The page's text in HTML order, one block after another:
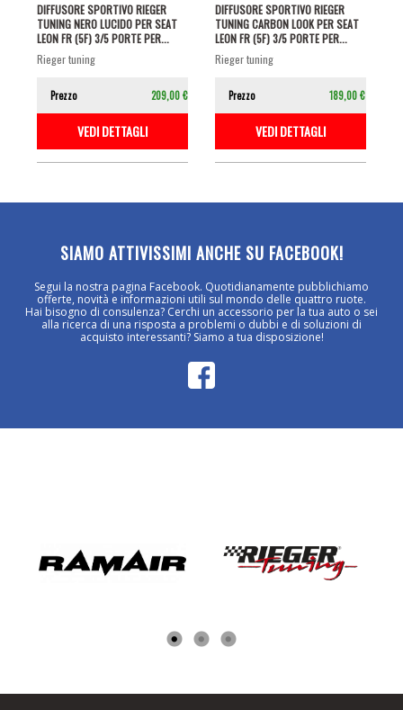
DIFFUSORE SPORTIVO RIEGER
TUNING NERO LUCIDO PER SEAT
LEON FR (5F) 3/5 PORTE PER...
rieger tuning
Prezzo 209,00 €
VEDI DETTAGLI
DIFFUSORE SPORTIVO RIEGER
TUNING CARBON LOOK PER SEAT
LEON FR (5F) 3/5 PORTE PER...
rieger tuning
Prezzo 189,00 €
VEDI DETTAGLI
SIAMO ATTIVISSIMI ANCHE SU FACEBOOK!
Segui la nostra pagina Facebook. Quotidianamente pubblichiamo
offerte, novità e informazioni utili sul mondo delle quattro ruote.
Hai bisogno di consulenza? Cerchi un accessorio per la tua auto o sei
alla ricerca di una risposta a problemi o dubbi e di soluzioni di
acquisto interessanti? Siamo a tua disposizione!